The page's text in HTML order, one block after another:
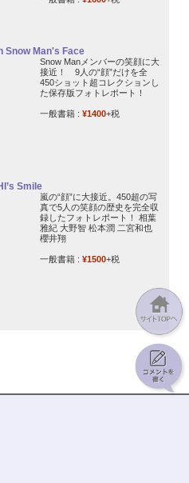
Snow Man's Face
Snow Manメンバーの笑顔に大
接近！ 9人の“顔”だけを全
450ショット超コレクションし
た保存版フォトレポート！
一般書籍 : ¥1400+税
Smile
嵐の“顔”に大接近。450超の写
真で5人の笑顔の歴史を完全収
録したフォトレポート！ 相葉
雅紀 大野智 松本潤 二宮和也
櫻井翔
一般書籍 : ¥1500+税